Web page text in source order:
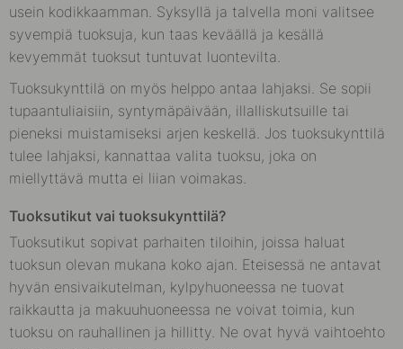
usein kodikkaamman. Syksyllä ja talvella moni valitsee
syvempiä tuoksuja, kun taas keväällä ja kesällä
kevyemmät tuoksut tuntuvat luontevilta.
Tuoksukynttilä on myös helppo antaa lahjaksi. Se sopii
tupaantuliaisiin, syntymäpäivään, illalliskutsuille tai
pieneksi muistamiseksi arjen keskellä. Jos tuoksukynttilä
tulee lahjaksi, kannattaa valita tuoksu, joka on
miellyttävä mutta ei liian voimakas.
Tuoksutikut vai tuoksukynttilä?
Tuoksutikut sopivat parhaiten tiloihin, joissa haluat
tuoksun olevan mukana koko ajan. Eteisessä ne antavat
hyvän ensivaikutelman, kylpyhuoneessa ne tuovat
raikkautta ja makuuhuoneessa ne voivat toimia, kun
tuoksu on rauhallinen ja hillitty. Ne ovat hyvä vaihtoehto